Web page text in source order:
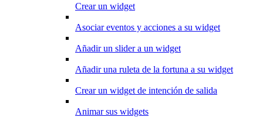
Crear un widget
Asociar eventos y acciones a su widget
Añadir un slider a un widget
Añadir una ruleta de la fortuna a su widget
Crear un widget de intención de salida
Animar sus widgets